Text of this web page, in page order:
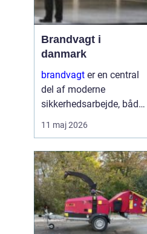
Brandvagt i
danmark
brandvagt er en central
del af moderne
sikkerhedsarbejde, både
på byggepladser, ved
events og i virksomheder
brandrisiko. En
professionel ordning
med brandvagt handler
ikke kun...
11 maj 2026